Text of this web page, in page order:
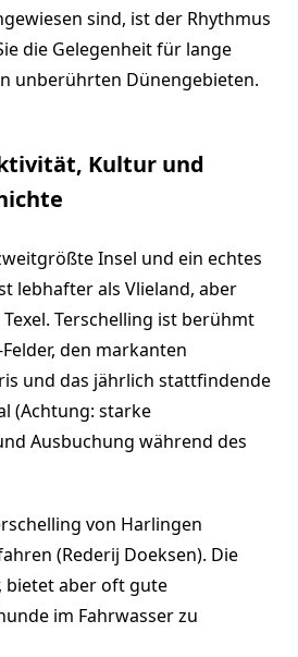
sind, ist der Rhythmus
die Gelegenheit für lange
unberührten Dünengebieten.
Kultur und
Insel und ein echtes
lebhafter als Vlieland, aber
Terschelling ist berühmt
den markanten
und das jährlich stattfindende
(Achtung: starke
Ausbuchung während des
von Harlingen
(Rederij Doeksen). Die
bietet aber oft gute
im Fahrwasser zu